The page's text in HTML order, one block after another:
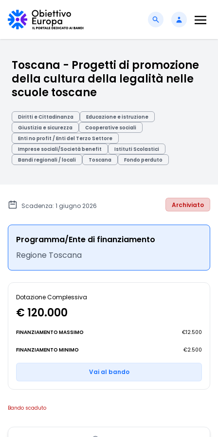
Toscana - Progetti di promozione
della cultura della legalità nelle
scuole toscane
Diritti e Cittadinanza
Educazione e istruzione
Giustizia e sicurezza
Cooperative sociali
Enti no profit / Enti del Terzo Settore
Imprese sociali/Società benefit
Istituti Scolastici
Bandi regionali / locali
Toscana Fondo perduto
Scadenza: 1 giugno 2026 Archiviato
Programma/Ente di finanziamento
Regione Toscana
Dotazione Complessiva
€ 120.000
FINANZIAMENTO MASSIMO €12.500
FINANZIAMENTO MINIMO €2.500
Vai al bando
Bando scaduto